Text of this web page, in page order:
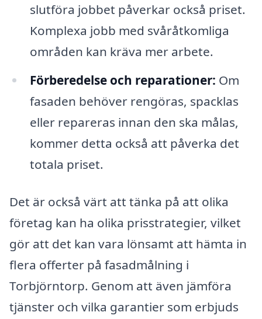
slutföra jobbet påverkar också priset.
Komplexa jobb med svåråtkomliga
områden kan kräva mer arbete.
Förberedelse och reparationer: Om
fasaden behöver rengöras, spacklas
eller repareras innan den ska målas,
kommer detta också att påverka det
totala priset.
Det är också värt att tänka på att olika
företag kan ha olika prisstrategier, vilket
gör att det kan vara lönsamt att hämta in
flera offerter på fasadmålning i
Torbjörntorp. Genom att även jämföra
tjänster och vilka garantier som erbjuds